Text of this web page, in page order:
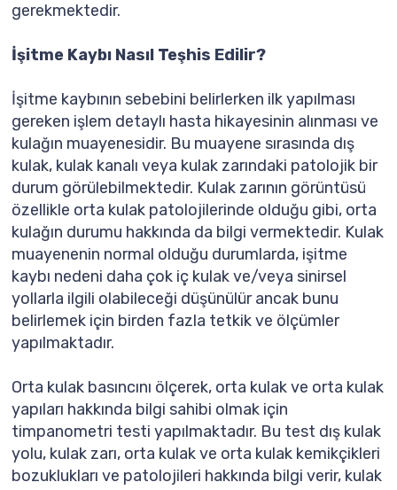
gerekmektedir.
İşitme Kaybı Nasıl Teşhis Edilir?
İşitme kaybının sebebini belirlerken ilk yapılması
gereken işlem detaylı hasta hikayesinin alınması ve
kulağın muayenesidir. Bu muayene sırasında dış
kulak, kulak kanalı veya kulak zarındaki patolojik bir
durum görülebilmektedir. Kulak zarının görüntüsü
özellikle orta kulak patolojilerinde olduğu gibi, orta
kulağın durumu hakkında da bilgi vermektedir. Kulak
muayenenin normal olduğu durumlarda, işitme
kaybı nedeni daha çok iç kulak ve/veya sinirsel
yollarla ilgili olabileceği düşünülür ancak bunu
belirlemek için birden fazla tetkik ve ölçümler
yapılmaktadır.
Orta kulak basıncını ölçerek, orta kulak ve orta kulak
yapıları hakkında bilgi sahibi olmak için
timpanometri testi yapılmaktadır. Bu test dış kulak
yolu, kulak zarı, orta kulak ve orta kulak kemikçikleri
bozuklukları ve patolojileri hakkında bilgi verir, kulak